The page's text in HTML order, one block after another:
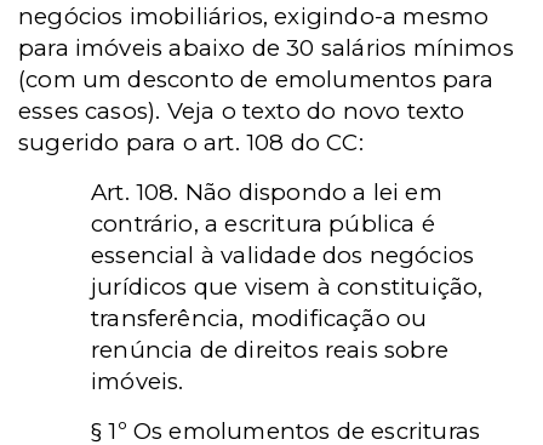
negócios imobiliários, exigindo-a mesmo
para imóveis abaixo de 30 salários mínimos
(com um desconto de emolumentos para
esses casos). Veja o texto do novo texto
sugerido para o art. 108 do CC:
Art. 108. Não dispondo a lei em
contrário, a escritura pública é
essencial à validade dos negócios
jurídicos que visem à constituição,
transferência, modificação ou
renúncia de direitos reais sobre
imóveis.
§ 1º Os emolumentos de escrituras